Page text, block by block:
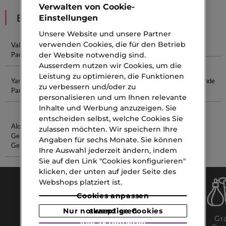
EMPFEHLUNGEN
Valentino
Parfum
Lattafa
Parfum
Parfum
You
Gucci Parfum
Yara
Parfum
Pflege Set
Matter
Liquid
Lippenstift
Feuchtigkeitsspendende
Aloe Vera
Gel
Gesicht
Flora
Gorgeous
Gratis Click
Gratis
Verwalten von Cookie-
Einstellungen
Unsere Website und unsere Partner
verwenden Cookies, die für den Betrieb
der Website notwendig sind.
Ausserdem nutzen wir Cookies, um die
Leistung zu optimieren, die Funktionen
zu verbessern und/oder zu
personalisieren und um Ihnen relevante
Inhalte und Werbung anzuzeigen. Sie
entscheiden selbst, welche Cookies Sie
zulassen möchten. Wir speichern Ihre
Angaben für sechs Monate. Sie können
Ihre Auswahl jederzeit ändern, indem
Sie auf den Link "Cookies konfigurieren"
klicken, der unten auf jeder Seite des
Webshops platziert ist.
Cookies anpassen
Nur notwendige Cookies akzeptieren
Alle akzeptieren